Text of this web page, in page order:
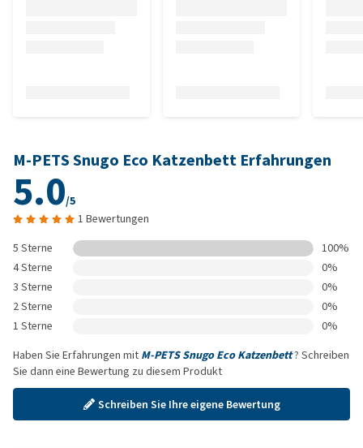
M-PETS Snugo Eco Katzenbett Erfahrungen
5.0/5
1 Bewertungen
5 Sterne
100%
4 Sterne
0%
3 Sterne
0%
2 Sterne
0%
1 Sterne
0%
Haben Sie Erfahrungen mit M-PETS Snugo Eco Katzenbett? Schreiben
Sie dann eine Bewertung zu diesem Produkt
Schreiben Sie Ihre eigene Bewertung